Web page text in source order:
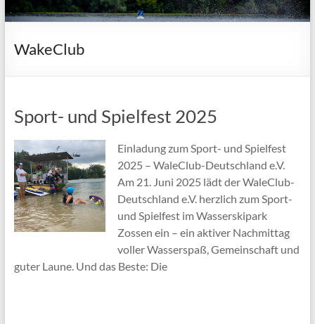
WakeClub
Sport- und Spielfest 2025
Einladung zum Sport- und Spielfest
2025 – WaleClub-Deutschland e.V.
Am 21. Juni 2025 lädt der WaleClub-
Deutschland e.V. herzlich zum Sport-
und Spielfest im Wasserskipark
Zossen ein – ein aktiver Nachmittag
voller Wasserspaß, Gemeinschaft und
guter Laune. Und das Beste: Die